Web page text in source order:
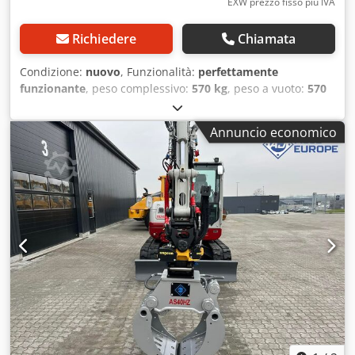
Richiedere Chiamata
Condizione: nuovo, Funzionalità: perfettamente
funzionante, peso complessivo: 570 kg, peso a vuoto: 570
, Anno di produzione:
classe di peso degli escavatori: 7-11 tonnellate con benna
standard tipo B per demolizioni capacità (SAE): 0,3 m³ peso
(senza adattatore): 570 kg apertura massima: 1560 mm
Cjdezdt Hispfx Ahrorf altezza chiuso: 1300 mm altezza
aperto: 1130 mm larghezza: 650 mm forza all'estremità:
3.500 kg rotazione idraulica a 360° pressione di esercizio:
250/280 bar volume dell'olio apertura/chiusura: 40-60
l/min pressione di esercizio rotazione: 140 bar volume
dell'olio rotazione: 15 l/min inclusa piastra adattatore
Lehnhoff MS08 inclusa valvola di mantenimento del carico
lama a vite reversibile Caratteristiche e proprietà
•Realizzazione con acciai temprati di alta qualità e
resistenti all'usura, preferibilmente HARDOX© 450 e
STRENX© 700 •Ampia apertura con maggiore volume
Annuncio economico